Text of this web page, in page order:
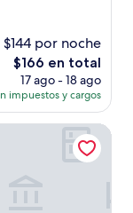
$144 por noche
El
precio
actual
es
de
$166 en total
17 ago - 18 ago
impuestos y cargos